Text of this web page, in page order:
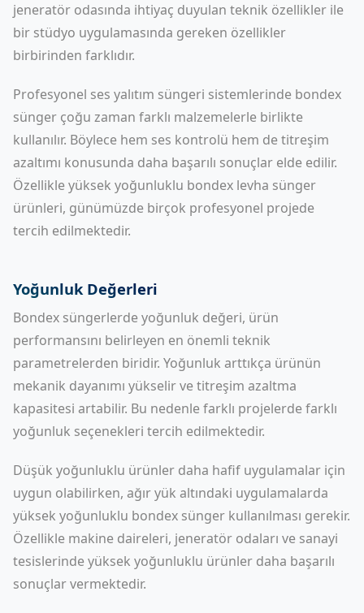
jeneratör odasında ihtiyaç duyulan teknik özellikler ile
bir stüdyo uygulamasında gereken özellikler
birbirinden farklıdır.
Profesyonel ses yalıtım süngeri sistemlerinde bondex
sünger çoğu zaman farklı malzemelerle birlikte
kullanılır. Böylece hem ses kontrolü hem de titreşim
azaltımı konusunda daha başarılı sonuçlar elde edilir.
Özellikle yüksek yoğunluklu bondex levha sünger
ürünleri, günümüzde birçok profesyonel projede
tercih edilmektedir.
Yoğunluk Değerleri
Bondex süngerlerde yoğunluk değeri, ürün
performansını belirleyen en önemli teknik
parametrelerden biridir. Yoğunluk arttıkça ürünün
mekanik dayanımı yükselir ve titreşim azaltma
kapasitesi artabilir. Bu nedenle farklı projelerde farklı
yoğunluk seçenekleri tercih edilmektedir.
Düşük yoğunluklu ürünler daha hafif uygulamalar için
uygun olabilirken, ağır yük altındaki uygulamalarda
yüksek yoğunluklu bondex sünger kullanılması gerekir.
Özellikle makine daireleri, jeneratör odaları ve sanayi
tesislerinde yüksek yoğunluklu ürünler daha başarılı
sonuçlar vermektedir.